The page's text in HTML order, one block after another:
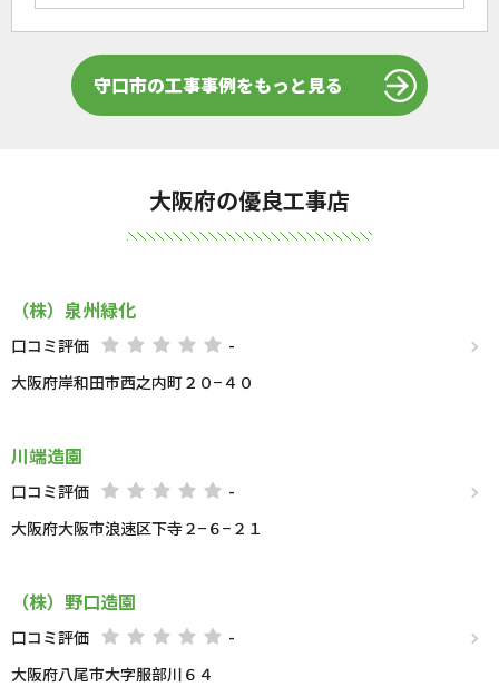
守口市の工事事例をもっと見る
大阪府の優良工事店
（株）泉州緑化
口コミ評価
-
大阪府岸和田市西之内町２０−４０
川端造園
口コミ評価
-
大阪府大阪市浪速区下寺２−６−２１
（株）野口造園
口コミ評価
-
大阪府八尾市大字服部川６４